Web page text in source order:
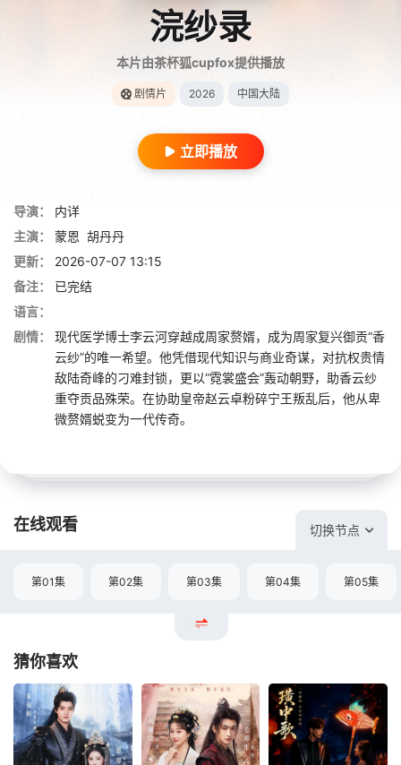
浣纱录
本片由茶杯狐cupfox提供播放
剧情片 2026 中国大陆
立即播放
导演：
内详
主演：
蒙恩 胡丹丹
更新：
2026-07-07 13:15
备注：
已完结
语言：
剧情：
现代医学博士李云河穿越成周家赘婿，成为周家复兴御贡“香
云纱”的唯一希望。他凭借现代知识与商业奇谋，对抗权贵情
敌陆奇峰的刁难封锁，更以“霓裳盛会”轰动朝野，助香云纱
重夺贡品殊荣。在协助皇帝赵云卓粉碎宁王叛乱后，他从卑
微赘婿蜕变为一代传奇。
在线观看 切换节点
第01集 第02集 第03集 第04集 第05集
猜你喜欢